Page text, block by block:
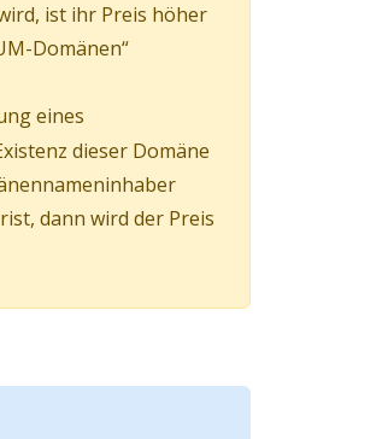
ist ihr Preis höher
Domänen“
eines
dieser Domäne
dann wird der Preis